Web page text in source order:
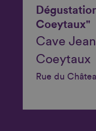
Coeytaux"
Cave
Coeytaux
Rue du